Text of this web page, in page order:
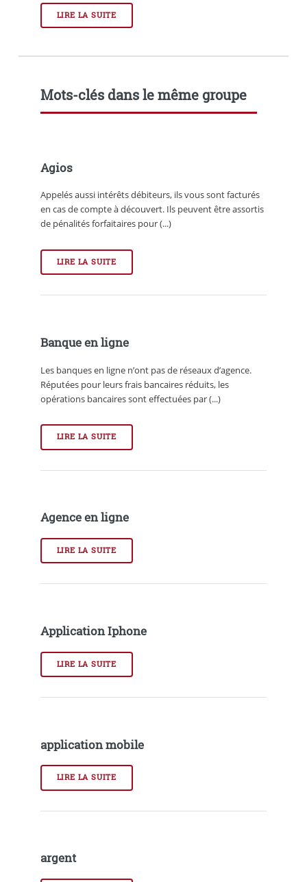
LIRE LA SUITE
Mots-clés dans le même groupe
Agios
Appelés aussi intérêts débiteurs, ils vous sont facturés
en cas de compte à découvert. Ils peuvent être assortis
de pénalités forfaitaires pour (...)
LIRE LA SUITE
Banque en ligne
Les banques en ligne n’ont pas de réseaux d’agence.
Réputées pour leurs frais bancaires réduits, les
opérations bancaires sont effectuées par (...)
LIRE LA SUITE
Agence en ligne
LIRE LA SUITE
Application Iphone
LIRE LA SUITE
application mobile
LIRE LA SUITE
argent